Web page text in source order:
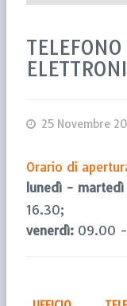
25 Novembre
Orario di
lunedì -
16.30;
venerdì: 09.00